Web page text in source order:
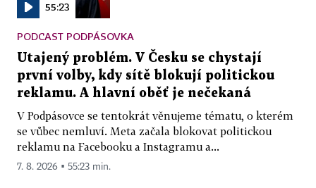
55:23
PODCAST PODPÁSOVKA
Utajený problém. V Česku se chystají
první volby, kdy sítě blokují politickou
reklamu. A hlavní oběť je nečekaná
V Podpásovce se tentokrát věnujeme tématu, o kterém
se vůbec nemluví. Meta začala blokovat politickou
reklamu na Facebooku a Instagramu a...
7. 8. 2026 ▪ 55:23 min.